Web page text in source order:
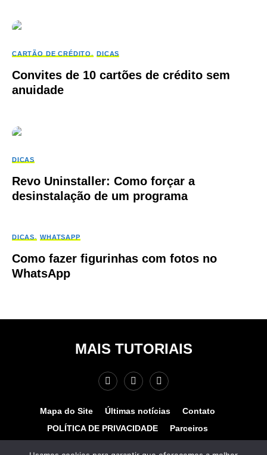
CARTÃO DE CRÉDITO DICAS
Convites de 10 cartões de crédito sem
anuidade
DICAS
Revo Uninstaller: Como forçar a
desinstalação de um programa
DICAS WHATSAPP
Como fazer figurinhas com fotos no
WhatsApp
MAIS TUTORIAIS
Mapa do Site Últimas notícias
Contato
POLÍTICA DE PRIVACIDADE
Parceiros